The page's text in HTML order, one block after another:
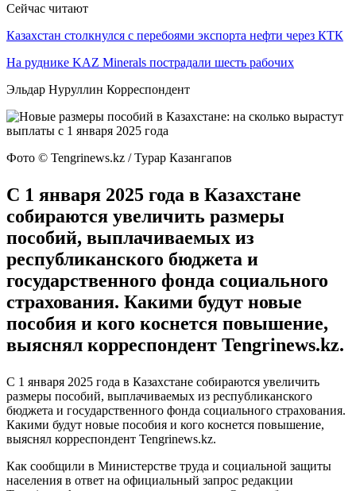
Сейчас читают
Казахстан столкнулся с перебоями экспорта нефти через КТК
На руднике KAZ Minerals пострадали шесть рабочих
Эльдар Нуруллин Корреспондент
Фото ©️ Tengrinews.kz / Турар Казангапов
С 1 января 2025 года в Казахстане
собираются увеличить размеры
пособий, выплачиваемых из
республиканского бюджета и
государственного фонда социального
страхования. Какими будут новые
пособия и кого коснется повышение,
выяснял корреспондент Tengrinews.kz.
С 1 января 2025 года в Казахстане собираются увеличить
размеры пособий, выплачиваемых из республиканского
бюджета и государственного фонда социального страхования.
Какими будут новые пособия и кого коснется повышение,
выяснял корреспондент Tengrinews.kz.
Как сообщили в Министерстве труда и социальной защиты
населения в ответ на официальный запрос редакции